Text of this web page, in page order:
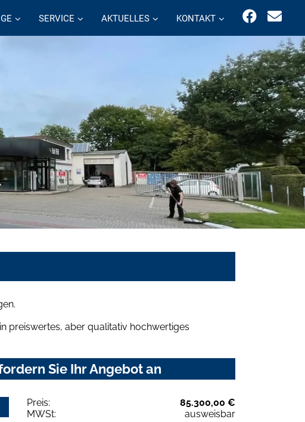
SERVICE AKTUELLES KONTAKT
preiswertes, aber qualitativ hochwertiges
Sie Ihr Angebot an
Preis:
85.300,00 €
MWSt:
ausweisbar